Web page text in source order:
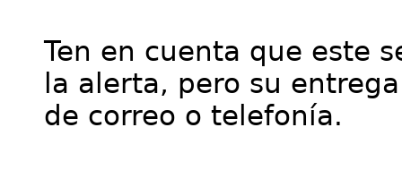
Ten en cuenta que este
la alerta, pero su
de correo o telefonía.